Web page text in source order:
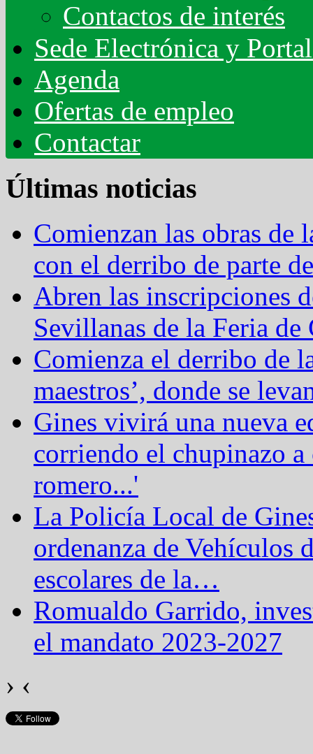
Contactos de interés
Sede Electrónica y
Agenda
Ofertas de empleo
Contactar
Últimas noticias
Comienzan las obras de
con el derribo de parte
Abren las inscripciones
Sevillanas de la Feria de
Comienza el derribo de
maestros’, donde se
Gines vivirá una nueva
corriendo el chupinazo a
romero...'
La Policía Local de
ordenanza de
escolares de la…
Romualdo Garrido,
el mandato 2023-2027
› ‹